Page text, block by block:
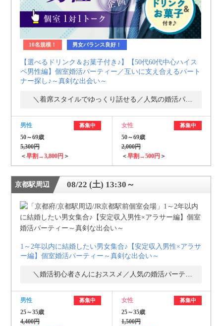
10名規模！ 男女バランス良好！
【選べるドリンク＆お菓子付き♪】【50代60代中心ハイス
ペ男性編】個室婚活パーティー／互いに支え合えるパート
ナー探し♪～真剣な出会い～
男性 募集中
50～69歳
5,300円
＜早割→3,800円 ＞
女性 募集中
50～69歳
2,000円
＜早割→500円 ＞
京都駅周辺 08/22 (土) 13:30～
1～2年以内に結婚したい男女集合♪【安定収入男性×アラサ
ー編】個室婚活パーティー～真剣な出会い～
＼婚活初心者さんにおススメ／人気の婚活パーティー・街コン
男性 募集中
25～35歳
4,400円
女性 募集中
25～35歳
1,500円